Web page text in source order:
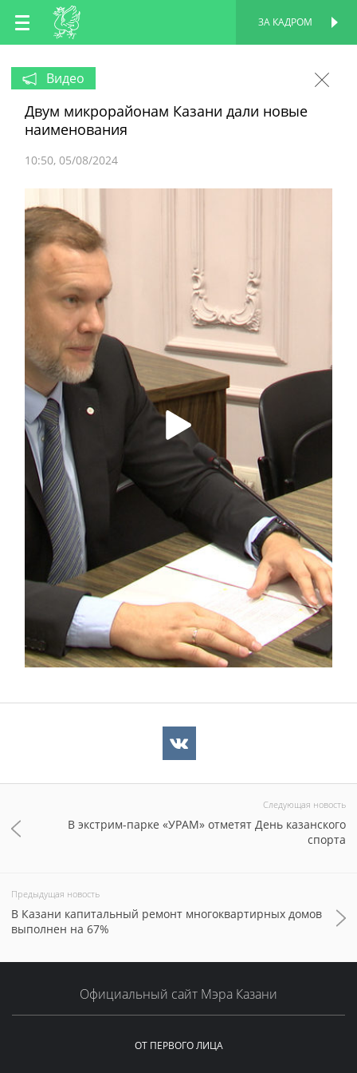
RU
EN
ЗА КАДРОМ
Видео
Двум микрорайонам Казани дали новые
наименования
10:50 05/08/2024
Следующая новость
В экстрим-парке «УРАМ» отметят День казанского
спорта
Предыдущая новость
В Казани капитальный ремонт многоквартирных домов
выполнен на 67%
Официальный сайт Мэра Казани
ОТ ПЕРВОГО ЛИЦА
ПЕРСОНАЛЬНАЯ